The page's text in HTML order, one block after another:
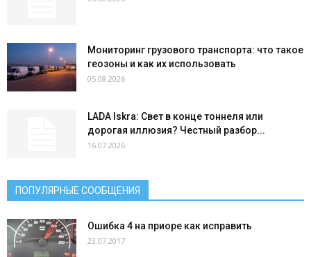
Мониторинг грузового транспорта: что такое
геозоны и как их использовать
05.08.2026
LADA Iskra: Свет в конце тоннеля или
дорогая иллюзия? Честный разбор...
16.07.2026
ПОПУЛЯРНЫЕ СООБЩЕНИЯ
Ошибка 4 на приоре как исправить
23.07.2017